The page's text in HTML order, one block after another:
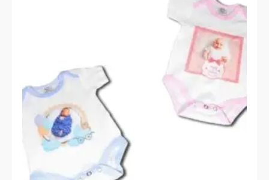
לבחור
האפשרויות
בעמוד
המוצר